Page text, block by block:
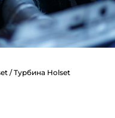
/ Турбина Holset